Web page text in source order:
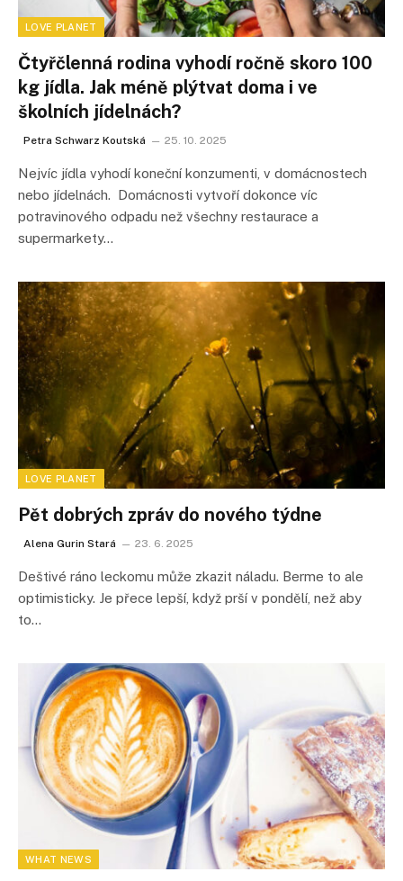
LOVE PLANET
Čtyřčlenná rodina vyhodí ročně skoro 100
kg jídla. Jak méně plýtvat doma i ve
školních jídelnách?
Petra Schwarz Koutská 25. 10. 2025
Nejvíc jídla vyhodí koneční konzumenti, v domácnostech
nebo jídelnách. Domácnosti vytvoří dokonce víc
potravinového odpadu než všechny restaurace a
supermarkety…
LOVE PLANET
Pět dobrých zpráv do nového týdne
Alena Gurin Stará 23. 6. 2025
Deštivé ráno leckomu může zkazit náladu. Berme to ale
optimisticky. Je přece lepší, když prší v pondělí, než aby
to…
WHAT NEWS